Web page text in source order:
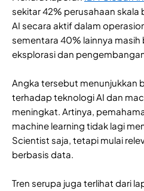
sekitar 42% perusahaan
AI secara aktif dalam
sementara 40% lainnya
eksplorasi dan
Angka tersebut menunjukkan
terhadap teknologi AI dan
meningkat. Artinya,
machine learning tidak lagi
Scientist saja, tetapi mulai
berbasis data.
Tren serupa juga terlihat dari